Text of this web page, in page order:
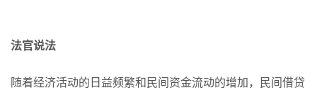
法官说法
随着经济活动的日益频繁和民间资金流动的增加，民间借贷